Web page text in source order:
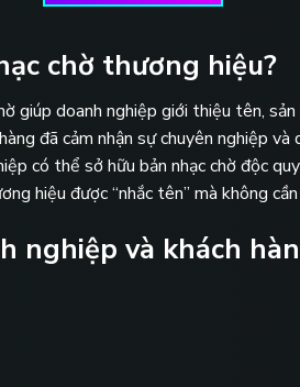
chờ thương hiệu?
giúp doanh nghiệp giới thiệu tên,
đã cảm nhận sự chuyên nghiệp
có thể sở hữu bản nhạc chờ độc
hiệu được “nhắc tên” mà không
nghiệp và khách